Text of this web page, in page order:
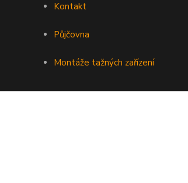
Kontakt
Půjčovna
Montáže tažných zařízení